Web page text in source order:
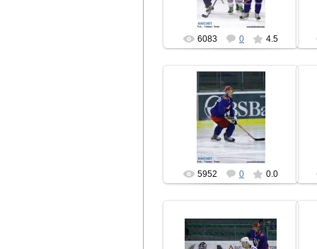
6083 0 4.5
14.08.2010
hcbrest
5952 0 0.0
14.08.2010